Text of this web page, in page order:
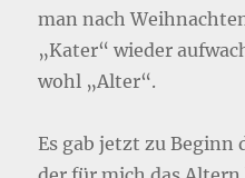
man nach
„Kater“ wieder
wohl „Alter“.
Es gab jetzt zu Beginn